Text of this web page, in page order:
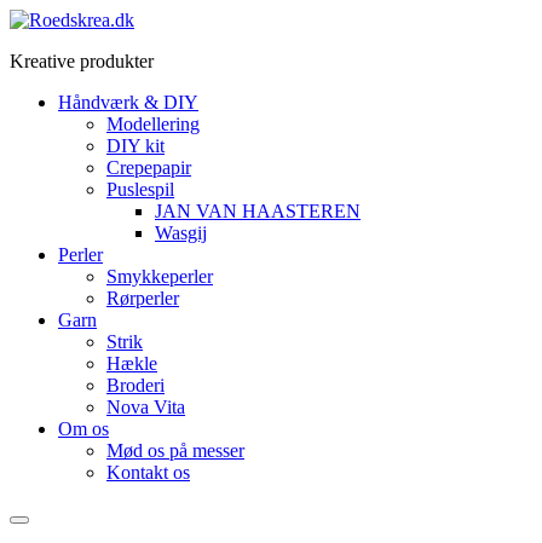
Videre
indhold
Kreative produkter
Håndværk & DIY
Modellering
DIY kit
Crepepapir
Puslespil
JAN VAN HAASTEREN
Wasgij
Perler
Smykkeperler
Rørperler
Garn
Strik
Hækle
Broderi
Nova Vita
Om os
Mød os på messer
Kontakt os
Menu